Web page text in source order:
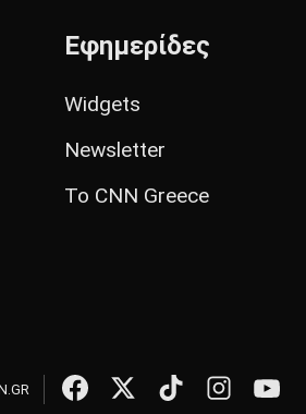
Εφημερίδες
Widgets
Newsletter
Το CNN Greece